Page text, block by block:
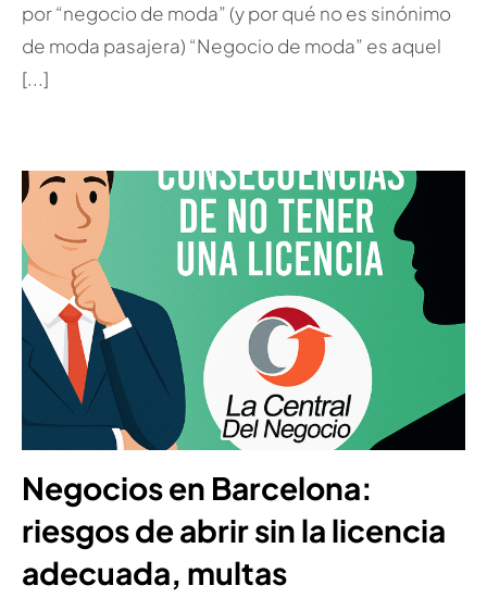
por “negocio de moda” (y por qué no es sinónimo
de moda pasajera) “Negocio de moda” es aquel
[...]
Negocios en Barcelona:
riesgos de abrir sin la licencia
adecuada, multas